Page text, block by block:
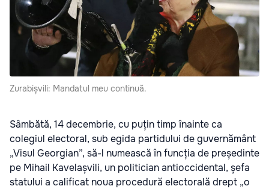
Zurabișvili: Mandatul meu continuă.
Sâmbătă, 14 decembrie, cu puțin timp înainte ca
colegiul electoral, sub egida partidului de guvernământ
„Visul Georgian”, să-l numească în funcția de președinte
pe Mihail Kavelașvili, un politician antioccidental, șefa
statului a calificat noua procedură electorală drept „o